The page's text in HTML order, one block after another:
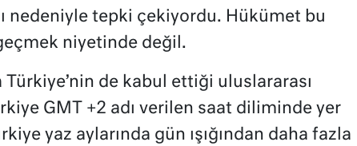
nedeniyle tepki çekiyordu. Hükümet bu
niyetinde değil.
Türkiye’nin de kabul ettiği uluslararası
GMT +2 adı verilen saat diliminde yer
yaz aylarında gün ışığından daha fazla